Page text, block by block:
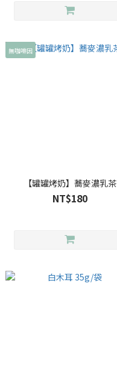
無咖啡因
【罐罐烤奶】蕎麥濃乳茶
NT$180